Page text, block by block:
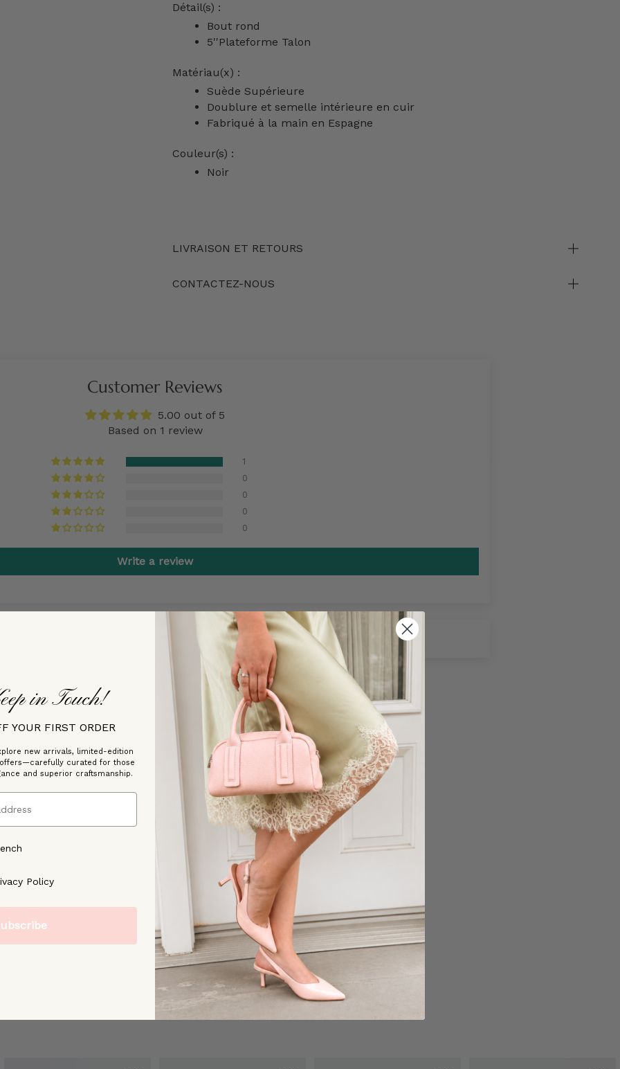
Détail(s) :
Bout rond
5''Plateforme Talon
Matériau(x) :
Suède Supérieure
Doublure et semelle intérieure en cuir
Fabriqué à la main en Espagne
Couleur(s) :
Noir
LIVRAISON ET RETOURS
CONTACTEZ-NOUS
Customer Reviews
5.00 out of 5
Based on 1 review
1
0
0
0
0
Write a review
in Touch!
YOUR FIRST ORDER
new arrivals, limited-edition
curated for those
and superior craftsmanship.
to our [Privacy Policy]
Policy